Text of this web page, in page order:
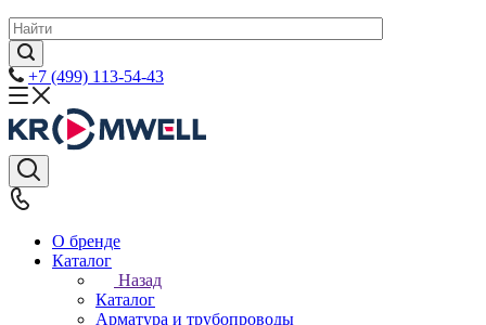
+7 (499) 113-54-43
О бренде
Каталог
Назад
Каталог
Арматура и трубопроводы